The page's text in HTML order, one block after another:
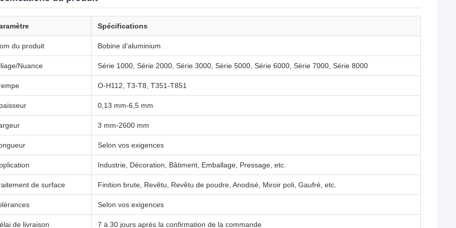
Spécifications
du produit Bobine d'aluminium
Nuance Série 1000, Série 2000, Série 3000, Série 5000, Série 6000, Série 7000, Série 8000
O-H112, T3-T8, T351-T851
0,13 mm-6,5 mm
3 mm-2600 mm
Selon vos exigences
Industrie, Décoration, Bâtiment, Emballage, Pressage, etc.
de surface Finition brute, Revêtu, Revêtu de poudre, Anodisé, Miroir poli, Gaufré, etc.
Selon vos exigences
de livraison 7 à 30 jours après la confirmation de la commande